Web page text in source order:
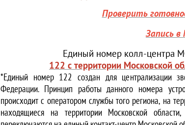
Проверить
Запись
Единый номер колл-центра
122 с территории Московской
*Единый номер 122 создан для централизации
Федерации. Принцип работы данного номера
происходит с оператором службы того региона, на
находящиеся на территории Московской